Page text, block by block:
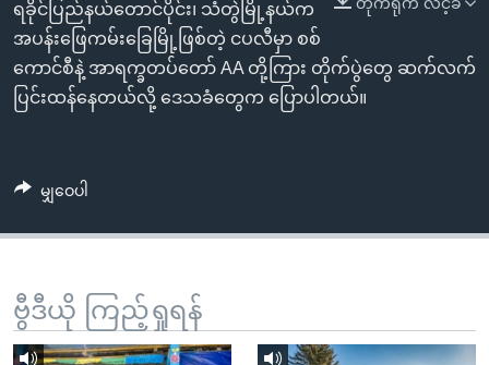
စာမျက်နှာ
သို့
ကျော်
ကြည့်
ရန်
ရန်
ဗွီအိုအေ လူမှုကွန်ယက်များ
ရခိုင်ပြည်နယ်တောင်ပိုင်း၊ သံတွဲမြို့နယ်က
အပန်းဖြေကမ်းခြေမြို့ဖြစ်တဲ့ ငပလီမှာ စစ်
ကောင်စီနဲ့ အာရက္ခတပ်တော် AA တို့ကြား တိုက်ပွဲတွေ ဆက်လက်
ပြင်းထန်နေတယ်လို့ ဒေသခံတွေက ပြောပါတယ်။
မျှဝေပါ
ဗွီဒီယို ကြည့်ရှုရန်